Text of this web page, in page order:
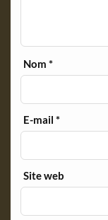
Nom*
E-mail*
Site web